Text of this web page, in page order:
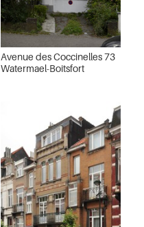
Avenue des Coccinelles 73
Watermael-Boitsfort